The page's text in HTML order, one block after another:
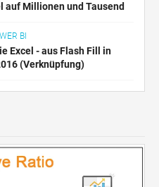
auf Millionen und Tausend
BI
Excel - aus Flash Fill in
(Verknüpfung)